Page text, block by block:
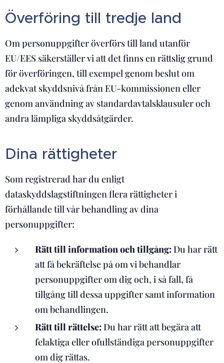
Överföring till tredje land
Om personuppgifter överförs till land utanför
EU/EES säkerställer vi att det finns en rättslig grund
för överföringen, till exempel genom beslut om
adekvat skyddsnivå från EU-kommissionen eller
genom användning av standardavtalsklausuler och
andra lämpliga skyddsåtgärder.
Dina rättigheter
Som registrerad har du enligt
dataskyddslagstiftningen flera rättigheter i
förhållande till vår behandling av dina
personuppgifter:
Rätt till information och tillgång:Du har rätt
att få bekräftelse på om vi behandlar
personuppgifter om dig och, i så fall, få
tillgång till dessa uppgifter samt information
om behandlingen.
Rätt till rättelse:Du har rätt att begära att
felaktiga eller ofullständiga personuppgifter
om dig rättas.